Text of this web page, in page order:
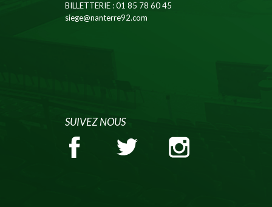
BILLETTERIE: 01 85 78 60 45
siege@nanterre92.com
SUIVEZ NOUS